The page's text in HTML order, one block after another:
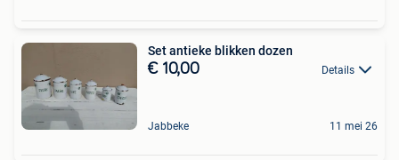
Set antieke blikken dozen
€ 10,00 Details
Jabbeke 11 mei 26